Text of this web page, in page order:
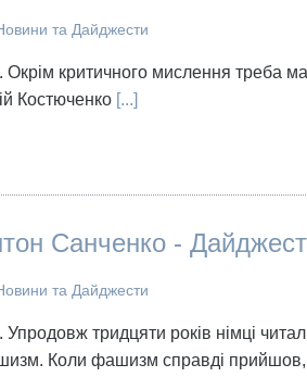
та Дайджести
Окрім критичного мислення треба
Костюченко[...]
Санченко - Дайджест
та Дайджести
тридцяти років німці
Коли фашизм справді прийшов,